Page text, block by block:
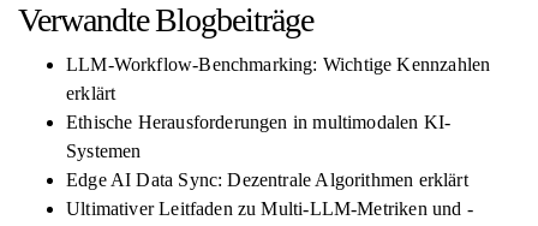
Verwandte Blogbeiträge
LLM-Workflow-Benchmarking: Wichtige Kennzahlen
erklärt
Ethische Herausforderungen in multimodalen KI-
Systemen
Edge AI Data Sync: Dezentrale Algorithmen erklärt
Ultimativer Leitfaden zu Multi-LLM-Metriken und -